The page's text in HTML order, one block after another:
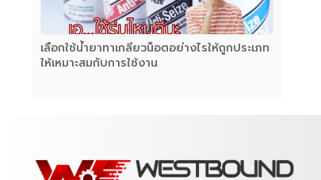
เลือกใช้น้ำยาทาเกลียวน็อตอย่างไรให้ถูกประเภท
ให้เหมาะสมกับการใช้งาน